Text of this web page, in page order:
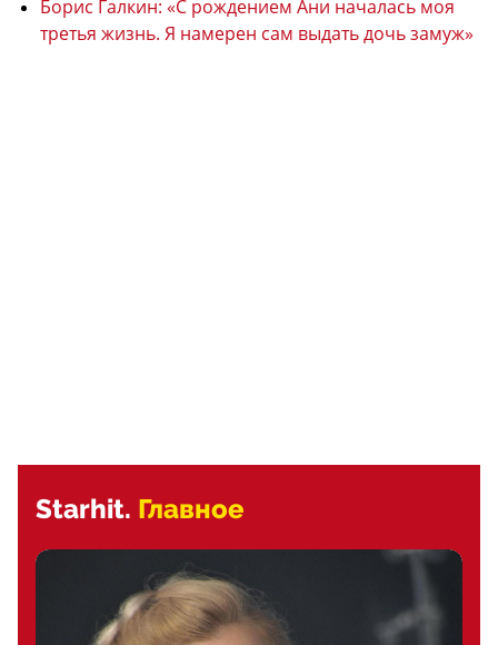
Борис Галкин: «С рождением Ани началась моя
третья жизнь. Я намерен сам выдать дочь замуж»
Starhit. Главное